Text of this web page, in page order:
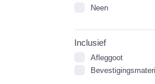
Neen
Inclusief
Afleggoot